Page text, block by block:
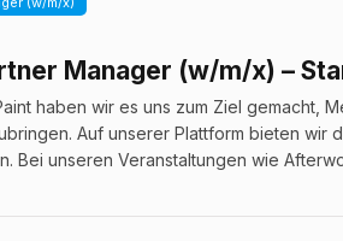
Manager (w/m/x) –
haben wir es uns zum Ziel gemacht,
Auf unserer Plattform bieten wir
Bei unseren Veranstaltungen wie